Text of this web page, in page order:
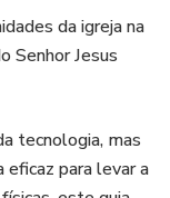
da igreja na
Senhor Jesus
tecnologia, mas
eficaz para levar a